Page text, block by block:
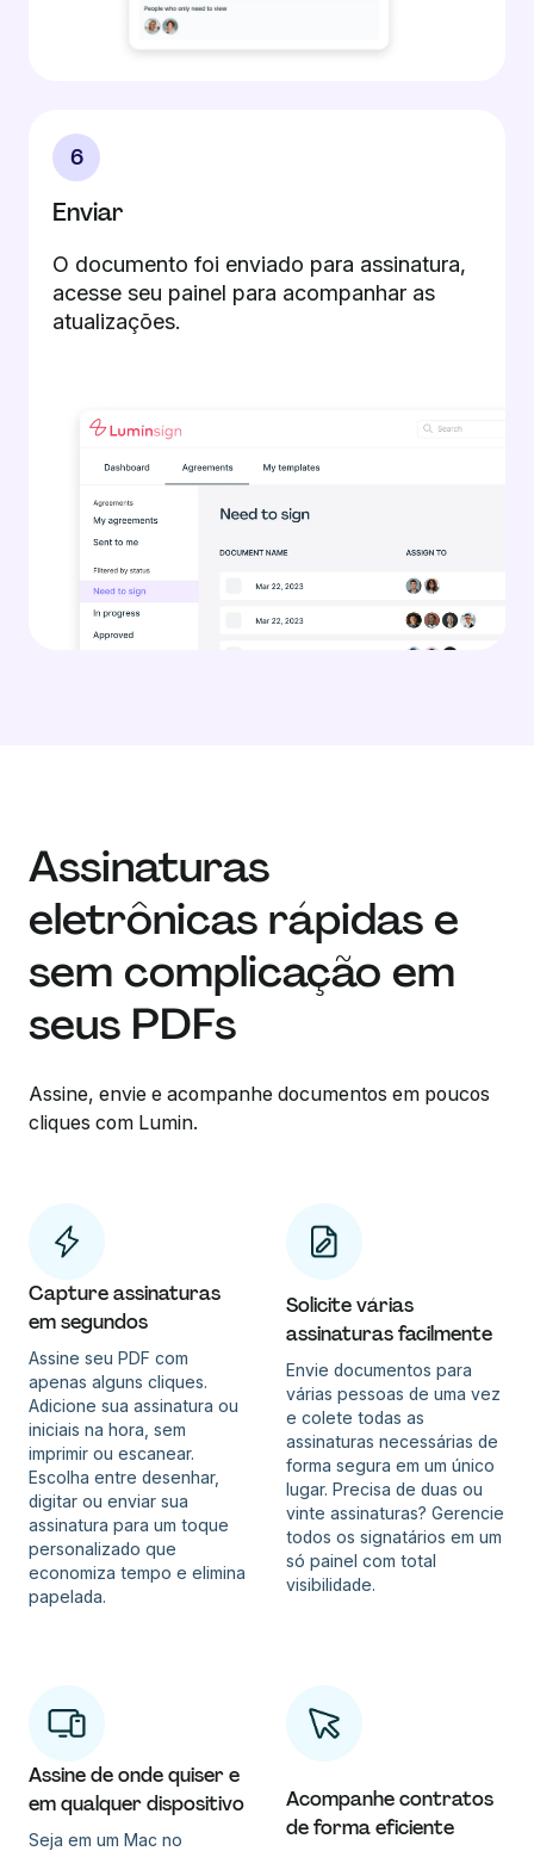
6
Enviar
O documento foi enviado para assinatura,
acesse seu painel para acompanhar as
atualizações.
Assinaturas
eletrônicas rápidas e
sem complicação em
seus PDFs
Assine, envie e acompanhe documentos em poucos
cliques com Lumin.
Capture assinaturas
em segundos
Assine seu PDF com
apenas alguns cliques.
Adicione sua assinatura ou
iniciais na hora, sem
imprimir ou escanear.
Escolha entre desenhar,
digitar ou enviar sua
assinatura para um toque
personalizado que
economiza tempo e elimina
papelada.
Solicite várias
assinaturas facilmente
Envie documentos para
várias pessoas de uma vez
e colete todas as
assinaturas necessárias de
forma segura em um único
lugar. Precisa de duas ou
vinte assinaturas? Gerencie
todos os signatários em um
só painel com total
visibilidade.
Assine de onde quiser e
em qualquer dispositivo
Seja em um Mac no
Acompanhe contratos
de forma eficiente